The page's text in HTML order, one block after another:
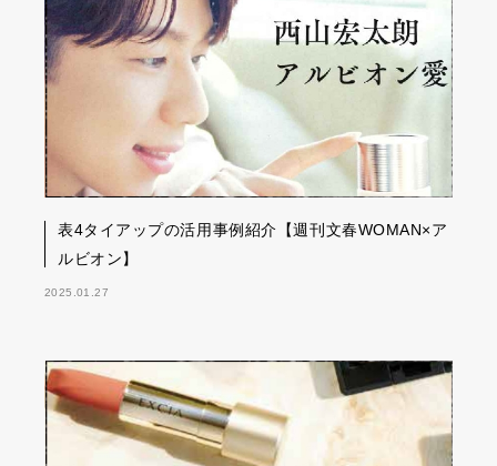
表4タイアップの活用事例紹介【週刊文春WOMAN×ア
ルビオン】
2025.01.27